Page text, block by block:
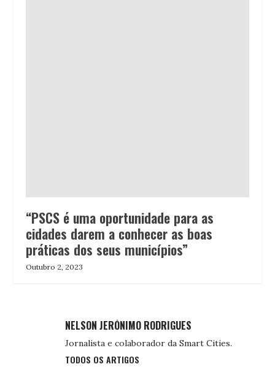
“PSCS é uma oportunidade para as
cidades darem a conhecer as boas
práticas dos seus municípios”
Outubro 2, 2023
NELSON JERÓNIMO RODRIGUES
Jornalista e colaborador da Smart Cities.
TODOS OS ARTIGOS